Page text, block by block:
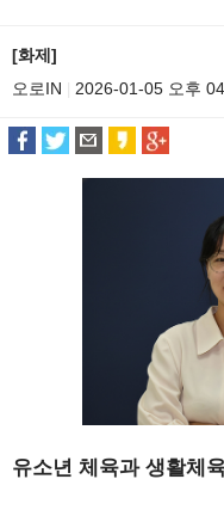
[화제]
오로IN
2026-01-05 오후
유소년 체육과 생활체